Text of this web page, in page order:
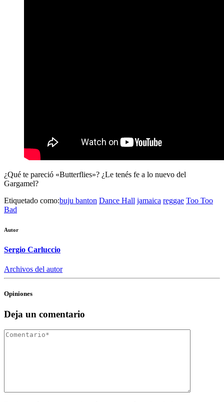
¿Qué te pareció «Butterflies»? ¿Le tenés fe a lo nuevo del
Gargamel?
Etiquetado como:buju banton Dance Hall jamaica reggae Too Too
Bad
Autor
Sergio Carluccio
Archivos del autor
Opiniones
Deja un comentario